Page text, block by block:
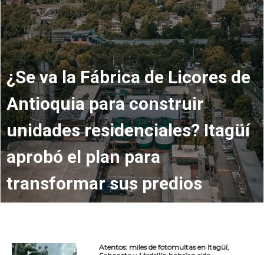
¿Se va la Fábrica de Licores de
Antioquia para construir
unidades residenciales? Itagüí
aprobó el plan para
transformar sus predios
Atentos: miles de fotomultas en Itagüí,